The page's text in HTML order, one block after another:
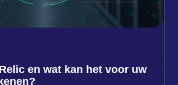
en wat kan het voor uw